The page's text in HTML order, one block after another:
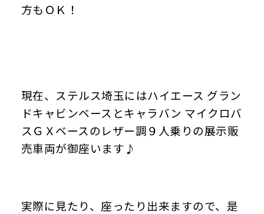
方もＯＫ！
現在、ステルス埼玉にはハイエース グラン
ドキャビンベースとキャラバン マイクロバ
スＧＸベースのレザー調９人乗りの展示販
売車両が御座います♪
実際に見たり、座ったり出来ますので、是